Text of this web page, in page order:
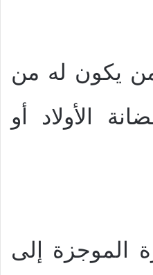
من يكون له من
الأولاد أو
الموجزة إلى